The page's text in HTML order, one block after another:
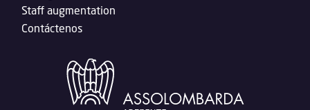
Staff augmentation
Contáctenos